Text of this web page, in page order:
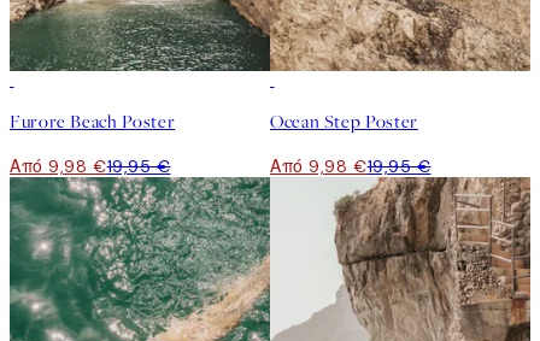
Furore Beach Poster
Από 9,98 €19,95 €
Ocean Step Poster
Από 9,98 €19,95 €